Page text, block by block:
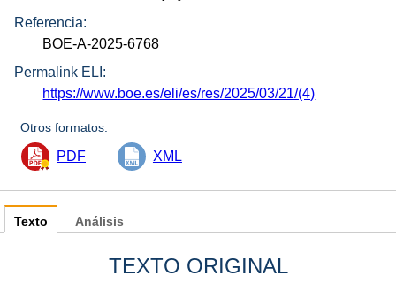
Referencia:
BOE-A-2025-6768
Permalink ELI:
https://www.boe.es/eli/es/res/2025/03/21/(4)
Otros formatos:
PDF XML
Texto
TEXTO ORIGINAL
Análisis